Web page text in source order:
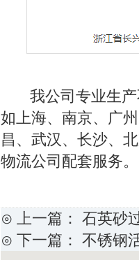
我公司专业生
如上海、南京、广
昌、武汉、长沙、
物流公司配套服务。
⊙ 上一篇： 石英砂
⊙ 下一篇： 不锈钢